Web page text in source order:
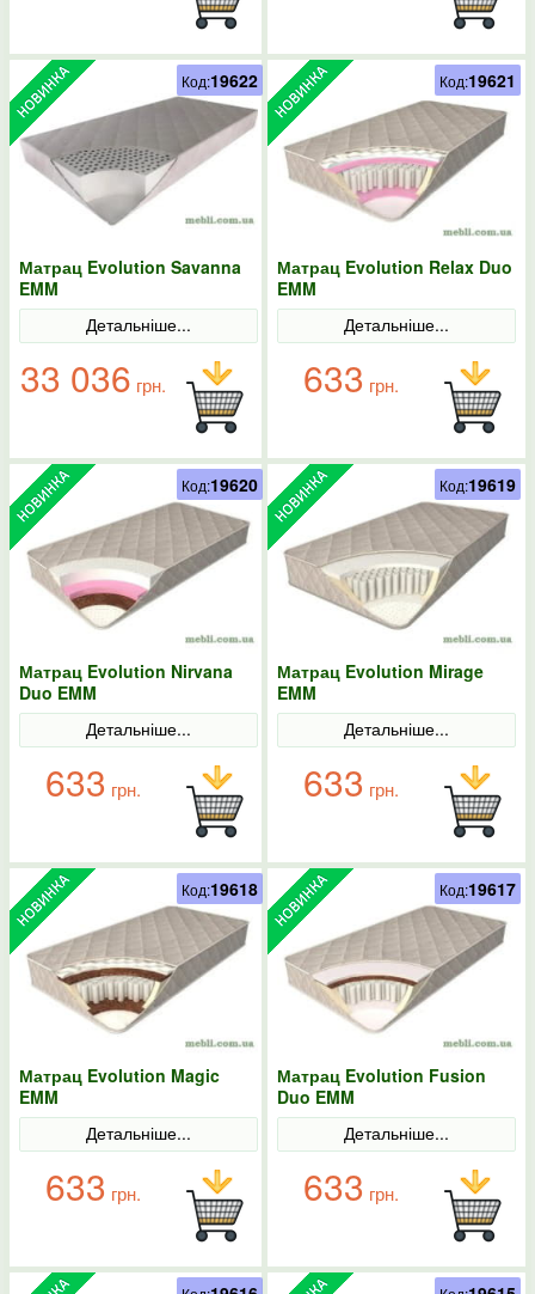
Матрац Evolution Savanna
EMM
Детальніше...
33 036 грн.
Код:19622
Матрац Evolution Relax Duo
EMM
Детальніше...
633 грн.
Код:19621
Матрац Evolution Nirvana
Duo EMM
Детальніше...
633 грн.
Код:19620
Матрац Evolution Mirage
EMM
Детальніше...
633 грн.
Код:19619
Матрац Evolution Magic
EMM
Детальніше...
633 грн.
Код:19618
Матрац Evolution Fusion
Duo EMM
Детальніше...
633 грн.
Код:19617